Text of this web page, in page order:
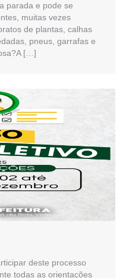
parada e pode se
muitas vezes
de plantas, calhas
pneus, garrafas e
[…]
deste processo
todas as orientações